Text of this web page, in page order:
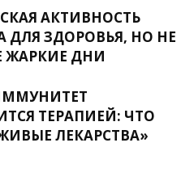
АКТИВНОСТЬ
ДЛЯ ЗДОРОВЬЯ, НО НЕ
ЖАРКИЕ ДНИ
ТЕРАПИЕЙ: ЧТО
ЛЕКАРСТВА»